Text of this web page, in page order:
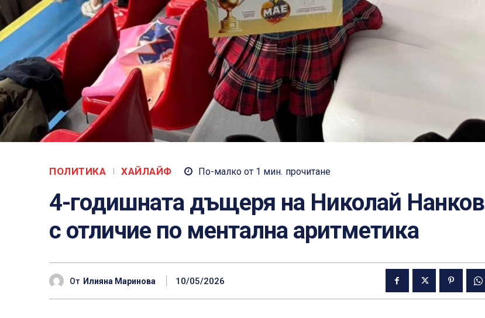
ПОЛИТИКА ХАЙЛАЙФ По-малко от 1 мин. прочитане
4-годишната дъщеря на Николай Нанков
с отличие по ментална аритметика
От Илияна Маринова 10/05/2026